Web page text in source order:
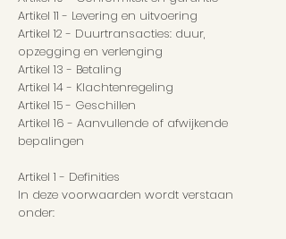
Artikel 11 - Levering en uitvoering
Artikel 12 - Duurtransacties: duur,
opzegging en verlenging
Artikel 13 - Betaling
Artikel 14 - Klachtenregeling
Artikel 15 - Geschillen
Artikel 16 - Aanvullende of afwijkende
bepalingen
Artikel 1 - Definities
In deze voorwaarden wordt verstaan
onder: